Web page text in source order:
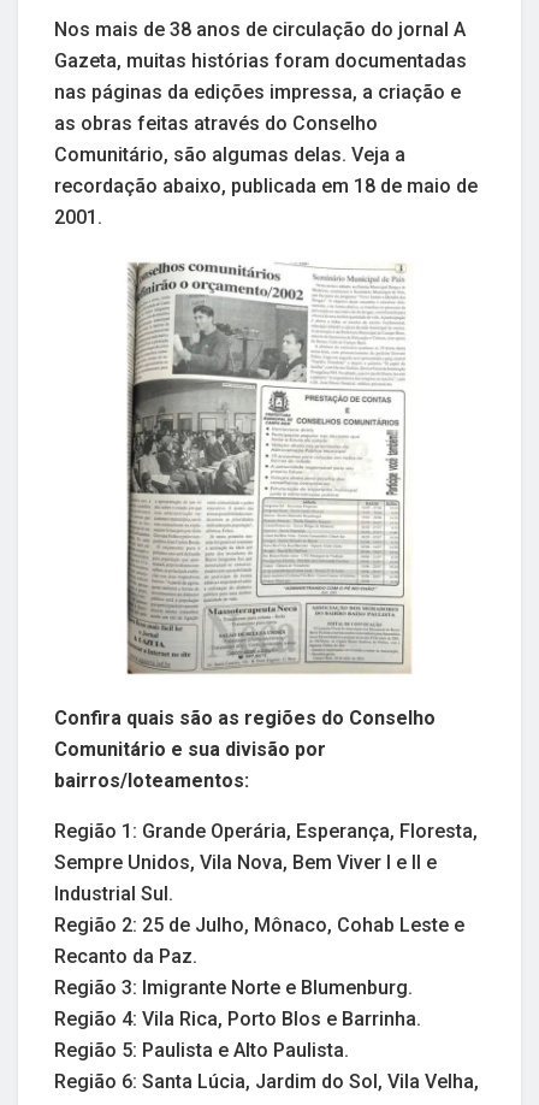
Nos mais de 38 anos de circulação do jornal A
Gazeta, muitas histórias foram documentadas
nas páginas da edições impressa, a criação e
as obras feitas através do Conselho
Comunitário, são algumas delas. Veja a
recordação abaixo, publicada em 18 de maio de
2001.
Confira quais são as regiões do Conselho
Comunitário e sua divisão por
bairros/loteamentos:
Região 1: Grande Operária, Esperança, Floresta,
Sempre Unidos, Vila Nova, Bem Viver I e II e
Industrial Sul.
Região 2: 25 de Julho, Mônaco, Cohab Leste e
Recanto da Paz.
Região 3: Imigrante Norte e Blumenburg.
Região 4: Vila Rica, Porto Blos e Barrinha.
Região 5: Paulista e Alto Paulista.
Região 6: Santa Lúcia, Jardim do Sol, Vila Velha,